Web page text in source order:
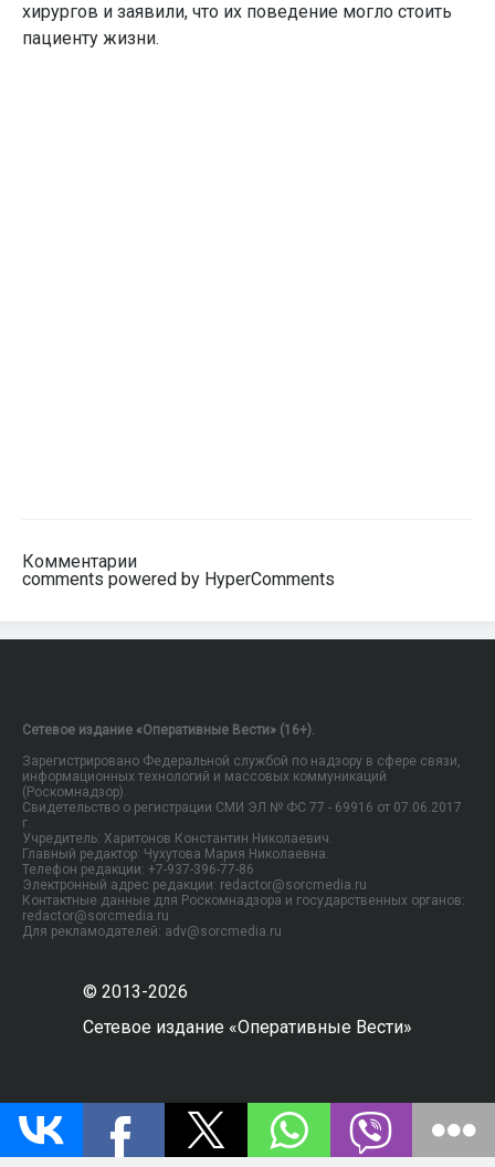
хирургов и заявили, что их поведение могло стоить
пациенту жизни.
Комментарии
comments powered by HyperComments
Сетевое издание «Оперативные Вести» (16+).
Зарегистрировано Федеральной службой по надзору в сфере связи,
информационных технологий и массовых коммуникаций
(Роскомнадзор).
Свидетельство о регистрации СМИ ЭЛ № ФС 77 - 69916 от 07.06.2017
г.
Учредитель: Харитонов Константин Николаевич.
Главный редактор: Чухутова Мария Николаевна.
Телефон редакции: +7-937-396-77-86
Электронный адрес редакции: redactor@sorcmedia.ru
Контактные данные для Роскомнадзора и государственных органов:
redactor@sorcmedia.ru
Для рекламодателей: adv@sorcmedia.ru
© 2013-2026
Сетевое издание «Оперативные Вести»